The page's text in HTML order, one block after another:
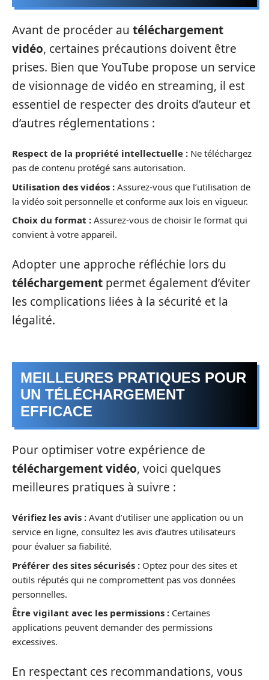
Avant de procéder au téléchargement
vidéo, certaines précautions doivent être
prises. Bien que YouTube propose un service
de visionnage de vidéo en streaming, il est
essentiel de respecter des droits d’auteur et
d’autres réglementations :
Respect de la propriété intellectuelle : Ne téléchargez
pas de contenu protégé sans autorisation.
Utilisation des vidéos : Assurez-vous que l’utilisation de
la vidéo soit personnelle et conforme aux lois en vigueur.
Choix du format : Assurez-vous de choisir le format qui
convient à votre appareil.
Adopter une approche réfléchie lors du
téléchargement permet également d’éviter
les complications liées à la sécurité et la
légalité.
MEILLEURES PRATIQUES POUR
UN TÉLÉCHARGEMENT
EFFICACE
Pour optimiser votre expérience de
téléchargement vidéo, voici quelques
meilleures pratiques à suivre :
Vérifiez les avis : Avant d’utiliser une application ou un
service en ligne, consultez les avis d’autres utilisateurs
pour évaluer sa fiabilité.
Préférer des sites sécurisés : Optez pour des sites et
outils réputés qui ne compromettent pas vos données
personnelles.
Être vigilant avec les permissions : Certaines
applications peuvent demander des permissions
excessives.
En respectant ces recommandations, vous